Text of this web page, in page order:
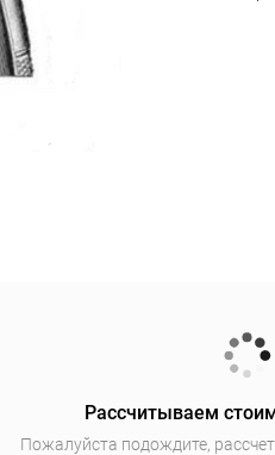
Рассчитываем
Пожалуйста подождите,